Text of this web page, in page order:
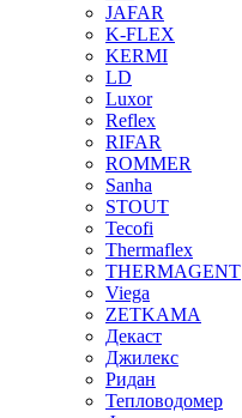
JAFAR
K-FLEX
KERMI
LD
Luxor
Reflex
RIFAR
ROMMER
Sanha
STOUT
Tecofi
Thermaflex
THERMAGENT
Viega
ZETKAMA
Декаст
Джилекс
Ридан
Тепловодомер